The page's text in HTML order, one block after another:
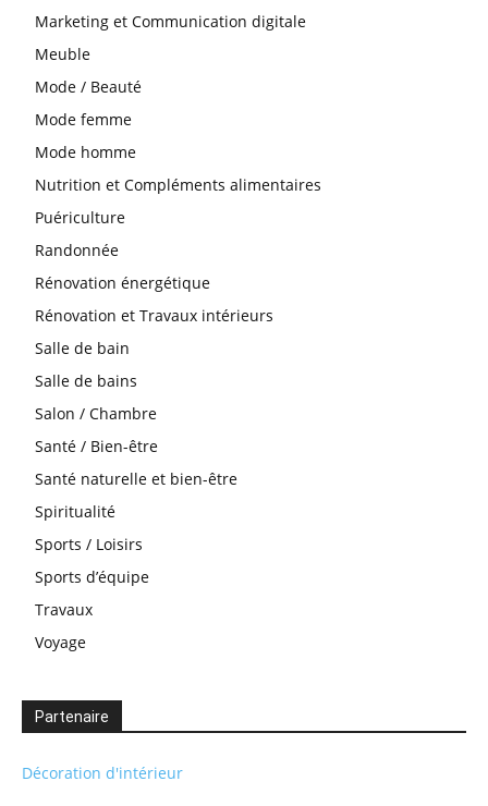
Marketing et Communication digitale
Meuble
Mode / Beauté
Mode femme
Mode homme
Nutrition et Compléments alimentaires
Puériculture
Randonnée
Rénovation énergétique
Rénovation et Travaux intérieurs
Salle de bain
Salle de bains
Salon / Chambre
Santé / Bien-être
Santé naturelle et bien-être
Spiritualité
Sports / Loisirs
Sports d’équipe
Travaux
Voyage
Partenaire
Décoration d'intérieur